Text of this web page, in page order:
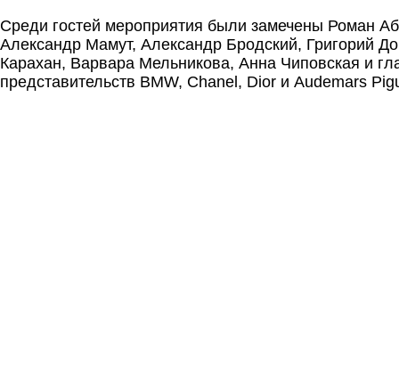
Среди гостей мероприятия были замечены Роман
Александр Мамут, Александр Бродский, Григорий
Карахан, Варвара Мельникова, Анна Чиповская и
представительств BMW, Chanel, Dior и Audemars